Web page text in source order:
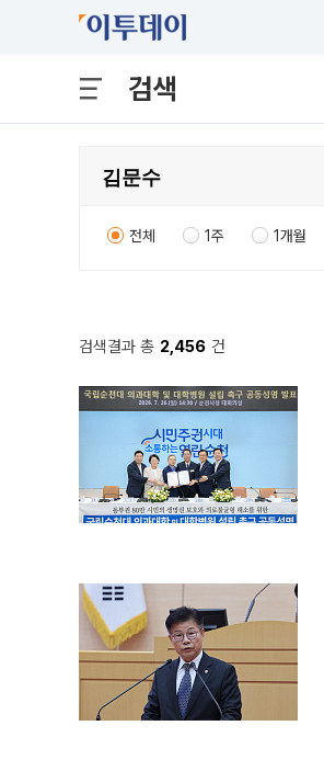
검색
전체 1주 1개월
검색결과 총 2,456 건